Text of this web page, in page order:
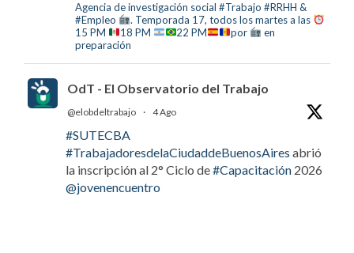
Agencia de investigación social #Trabajo #RRHH &
#Empleo
. Temporada 17, todos los martes a las
15 PM
18 PM 22 PM por
en
preparación
OdT - El Observatorio del Trabajo
@elobdeltrabajo · 4 Ago
#SUTECBA
#TrabajadoresdelaCiudaddeBuenosAires abrió
la inscripción al 2° Ciclo de#Capacitación 2026
@jovenencuentro